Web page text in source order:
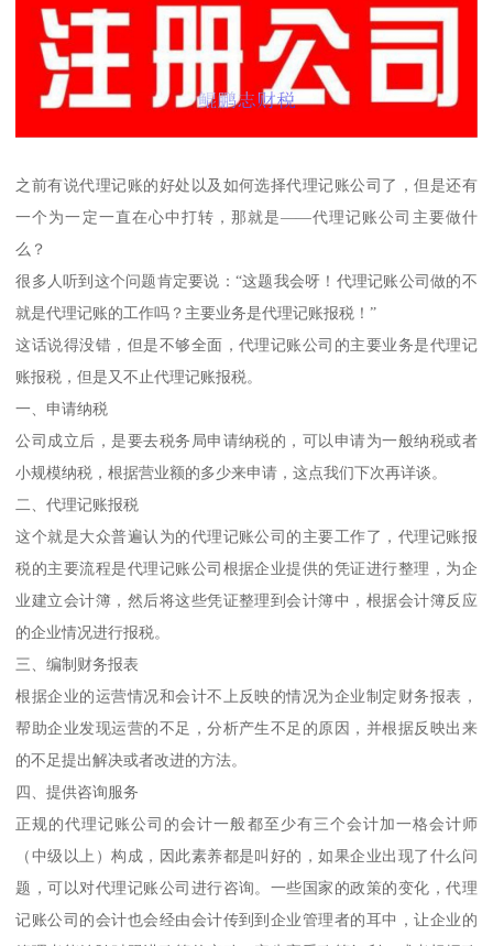
之前有说代理记账的好处以及如何选择代理记账公司了，但是还有
一个为一定一直在心中打转，那就是——代理记账公司主要做什
么？
很多人听到这个问题肯定要说：“这题我会呀！代理记账公司做的不
就是代理记账的工作吗？主要业务是代理记账报税！”
这话说得没错，但是不够全面，代理记账公司的主要业务是代理记
账报税，但是又不止代理记账报税。
一、申请纳税
公司成立后，是要去税务局申请纳税的，可以申请为一般纳税或者
小规模纳税，根据营业额的多少来申请，这点我们下次再详谈。
二、代理记账报税
这个就是大众普遍认为的代理记账公司的主要工作了，代理记账报
税的主要流程是代理记账公司根据企业提供的凭证进行整理，为企
业建立会计簿，然后将这些凭证整理到会计簿中，根据会计簿反应
的企业情况进行报税。
三、编制财务报表
根据企业的运营情况和会计不上反映的情况为企业制定财务报表，
帮助企业发现运营的不足，分析产生不足的原因，并根据反映出来
的不足提出解决或者改进的方法。
四、提供咨询服务
正规的代理记账公司的会计一般都至少有三个会计加一格会计师
（中级以上）构成，因此素养都是叫好的，如果企业出现了什么问
题，可以对代理记账公司进行咨询。一些国家的政策的变化，代理
记账公司的会计也会经由会计传到到企业管理者的耳中，让企业的